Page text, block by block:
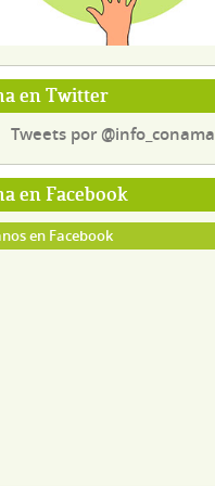
en Twitter
Tweets por @info_conama
en Facebook
en Facebook